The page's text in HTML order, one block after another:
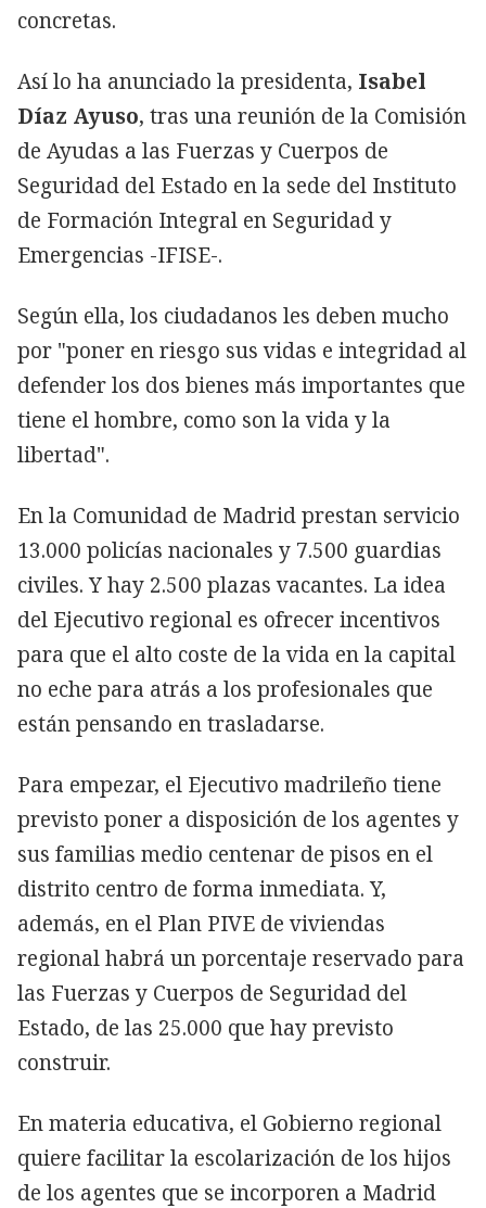
concretas.
Así lo ha anunciado la presidenta, Isabel
Díaz Ayuso, tras una reunión de la Comisión
de Ayudas a las Fuerzas y Cuerpos de
Seguridad del Estado en la sede del Instituto
de Formación Integral en Seguridad y
Emergencias -IFISE-.
Según ella, los ciudadanos les deben mucho
por "poner en riesgo sus vidas e integridad al
defender los dos bienes más importantes que
tiene el hombre, como son la vida y la
libertad".
En la Comunidad de Madrid prestan servicio
13.000 policías nacionales y 7.500 guardias
civiles. Y hay 2.500 plazas vacantes. La idea
del Ejecutivo regional es ofrecer incentivos
para que el alto coste de la vida en la capital
no eche para atrás a los profesionales que
están pensando en trasladarse.
Para empezar, el Ejecutivo madrileño tiene
previsto poner a disposición de los agentes y
sus familias medio centenar de pisos en el
distrito centro de forma inmediata. Y,
además, en el Plan PIVE de viviendas
regional habrá un porcentaje reservado para
las Fuerzas y Cuerpos de Seguridad del
Estado, de las 25.000 que hay previsto
construir.
En materia educativa, el Gobierno regional
quiere facilitar la escolarización de los hijos
de los agentes que se incorporen a Madrid